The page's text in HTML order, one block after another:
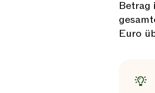
Betrag
Euro